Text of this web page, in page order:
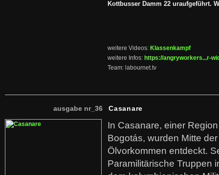
Kottbusser Damm 22 uraufgeführt.
weitere Videos: Klassenkampf
weitere Infos: https://angryworkers...r-
Team: labournet.tv
ausgabe nr_36 Casanare
In Casanare, einer
Bogotás, wurden Mitte
Ölvorkommen entdeckt.
Paramilitärische Truppen